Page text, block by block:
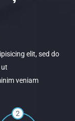
elit, sed do
veniam
2